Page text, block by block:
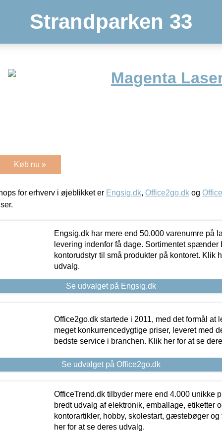
Strandparken 33
Magenta
Køb nu »
for erhverv i øjeblikket er Engsig.dk, Office2go.dk og
Engsig.dk har mere end 50.000 varenumre på
levering indenfor få dage. Sortimentet spænder
kontorudstyr til små produkter på kontoret. Klik
udvalg.
Se udvalget på Engsig.dk
Office2go.dk startede i 2011, med det formål at
meget konkurrencedygtige priser, leveret med
bedste service i branchen. Klik her for at se
Se udvalget på Office2go.dk
OfficeTrend.dk tilbyder mere end 4.000 unikke
bredt udvalg af elektronik, emballage, etiketter
kontorartikler, hobby, skolestart, gæstebøger og
her for at se deres udvalg.